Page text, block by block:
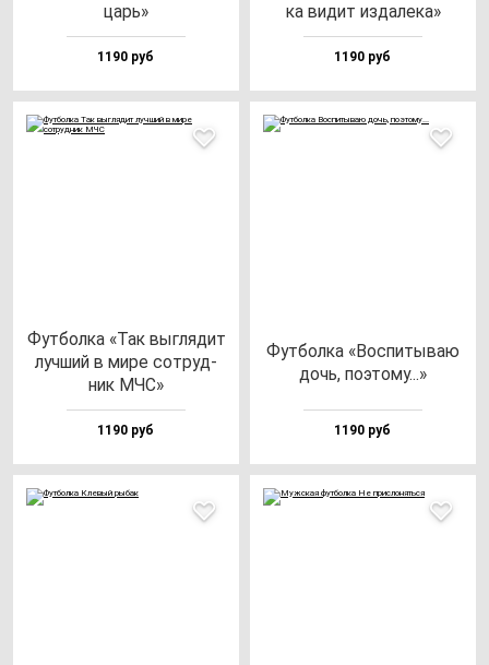
царь»
1190 руб
ка ви­дит из­да­ле­ка»
1190 руб
Фут­бол­ка «Так выг­ля­дит
луч­ший в ми­ре сот­руд­
ник МЧС»
1190 руб
Фут­бол­ка «Вос­пи­ты­ваю
дочь, по­это­му...»
1190 руб